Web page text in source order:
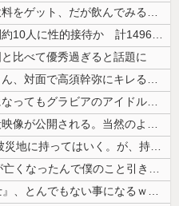
クレーンゲームの景品で乳酸菌飲料をゲット、だが飲んでみると妙に酸っぱく...
【韓国サッカー協会】外国人審判約10人に性的接待か 計1496回、約2...
比べて優秀過ぎると話題に
【動画】ショートスリーパー堀さん、対面で高須幹弥にキレるｗｗｗｗｗｗｗ...
【悲報】マンガの編集者、令和になってもグラビアのアイドルを美味しくいた...
【動画】大阪府警のおっさん射殺映像が公開される。当然のように無抵抗だっ...
元区議団長 「共産党は義援金を被災地に持ってはいく。が、持って行った先...
【人工障がい者】 甥(28)「両親が亡くなったんで僕のこと引き取ってほ...
【画像】 Netflix版『リボンの騎士』、とんでもない事になるｗｗｗ...